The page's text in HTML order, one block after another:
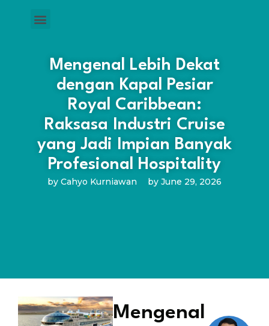
Mengenal Lebih Dekat
dengan Kapal Pesiar
Royal Caribbean:
Raksasa Industri Cruise
yang Jadi Impian Banyak
Profesional Hospitality
by Cahyo Kurniawan by June 29, 2026
Mengenal